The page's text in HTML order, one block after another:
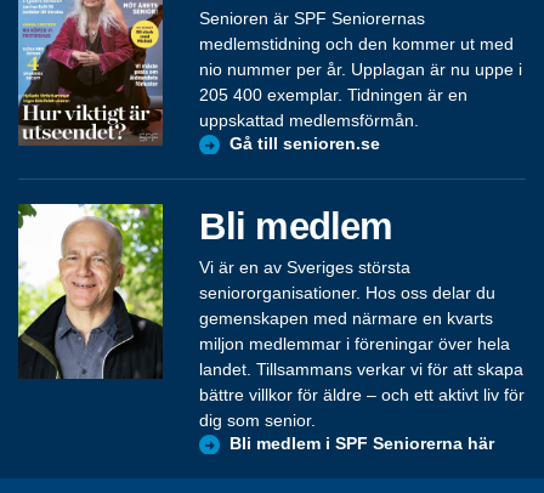
Senioren är SPF Seniorernas
medlemstidning och den kommer ut med
nio nummer per år. Upplagan är nu uppe i
205 400 exemplar. Tidningen är en
uppskattad medlemsförmån.
Gå till senioren.se
Bli medlem
Vi är en av Sveriges största
seniororganisationer. Hos oss delar du
gemenskapen med närmare en kvarts
miljon medlemmar i föreningar över hela
landet. Tillsammans verkar vi för att skapa
bättre villkor för äldre – och ett aktivt liv för
dig som senior.
Bli medlem i SPF Seniorerna här